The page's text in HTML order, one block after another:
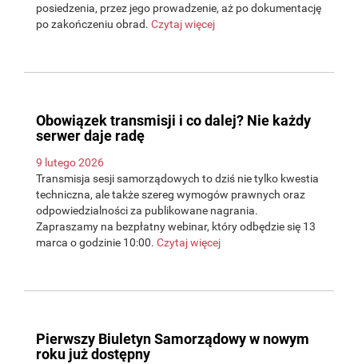
posiedzenia, przez jego prowadzenie, aż po dokumentację
po zakończeniu obrad. Czytaj więcej
Obowiązek transmisji i co dalej? Nie każdy
serwer daje radę
9 lutego 2026
Transmisja sesji samorządowych to dziś nie tylko kwestia
techniczna, ale także szereg wymogów prawnych oraz
odpowiedzialności za publikowane nagrania.
Zapraszamy na bezpłatny webinar, który odbędzie się 13
marca o godzinie 10:00. Czytaj więcej
Pierwszy Biuletyn Samorządowy w nowym
roku już dostępny